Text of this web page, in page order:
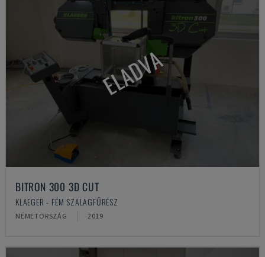
ELADVA
BITRON 300 3D CUT
KLAEGER - FÉM SZALAGFŰRÉSZ
NÉMETORSZÁG 2019